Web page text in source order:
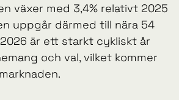
växer med 3,4% relativt 2025
uppgår därmed till nära 54
är ett starkt cykliskt år
och val, vilket kommer